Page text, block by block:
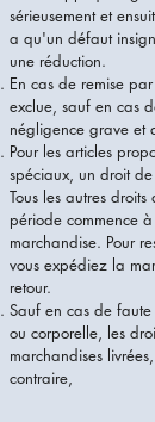
sérieusement et
a qu'un défaut
une réduction.
En cas de remise
exclue, sauf en cas
négligence grave et
Pour les articles
spéciaux, un droit
Tous les autres
période commence
marchandise. Pour
vous expédiez la
retour.
Sauf en cas de
ou corporelle, les
marchandises